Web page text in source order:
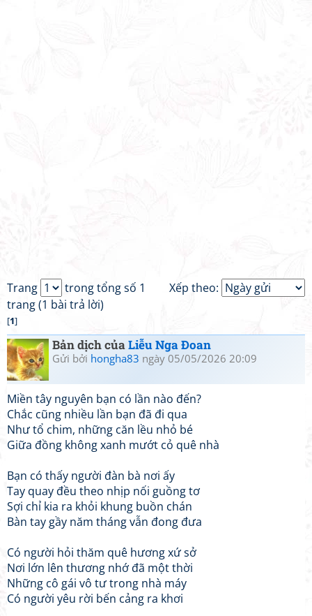
Xếp theo:
Trang
trong tổng số 1
trang (1 bài trả lời)
[1]
Bản dịch củaLiễu Nga Đoan
Gửi bởi hongha83 ngày 05/05/2026 20:09
Miền tây nguyên bạn có lần nào đến?
Chắc cũng nhiều lần bạn đã đi qua
Như tổ chim, những căn lều nhỏ bé
Giữa đồng không xanh mướt cỏ quê nhà
Bạn có thấy người đàn bà nơi ấy
Tay quay đều theo nhịp nối guồng tơ
Sợi chỉ kia ra khỏi khung buồn chán
Bàn tay gầy năm tháng vẫn đong đưa
Có người hỏi thăm quê hương xứ sở
Nơi lớn lên thương nhớ đã một thời
Những cô gái vô tư trong nhà máy
Có người yêu rời bến cảng ra khơi